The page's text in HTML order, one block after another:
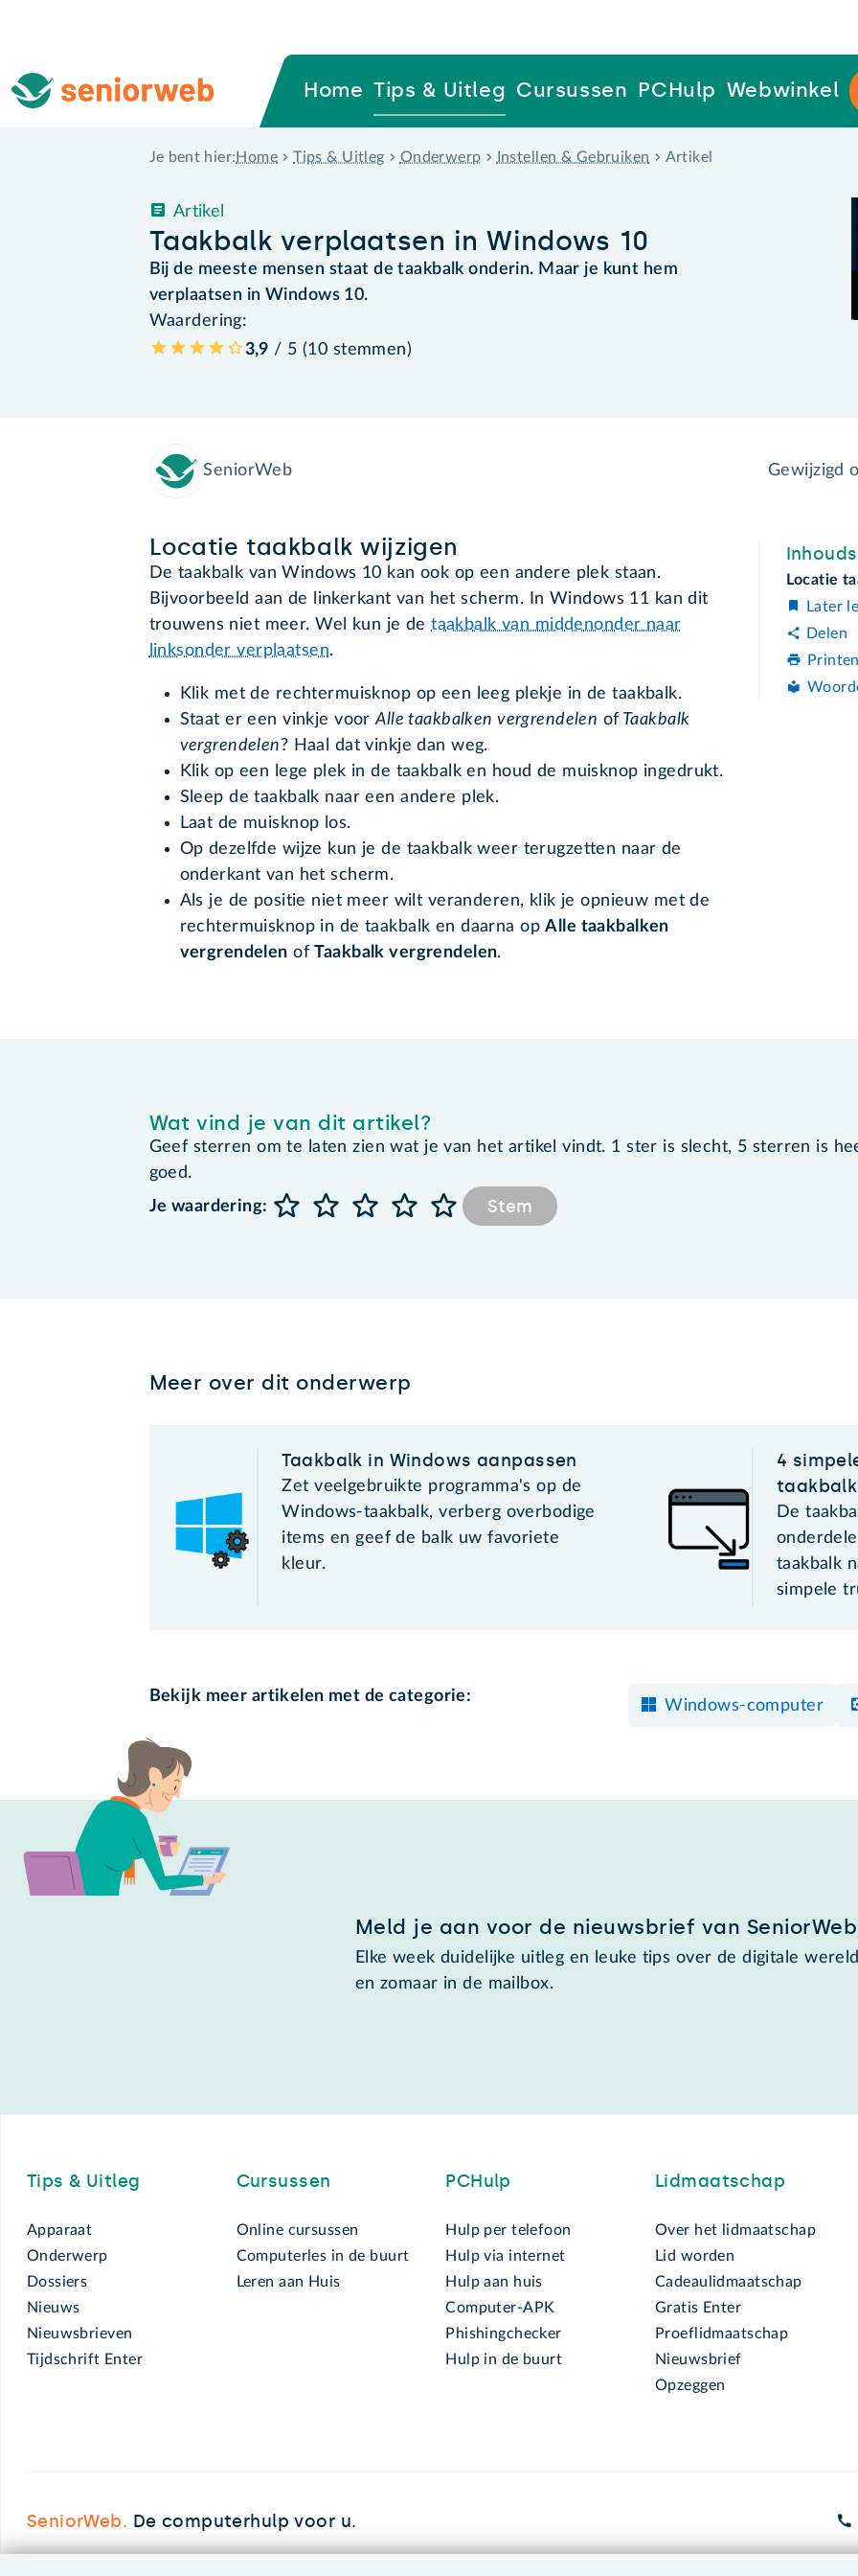
Home Tips & Uitleg Cursussen PCHulp Webwinkel
Je bent hier: Home Tips & Uitleg Onderwerp Instellen & Gebruiken Artikel
Taakbalk verplaatsen in Windows 10
Artikel
Bij de meeste mensen staat de taakbalk onderin. Maar je kunt hem
verplaatsen in Windows 10.
Waardering:
3,9 / 5 (10 stemmen)
SeniorWeb Gewijzigd
Locatie taakbalk wijzigen
De taakbalk van Windows 10 kan ook op een andere plek staan.
Bijvoorbeeld aan de linkerkant van het scherm. In Windows 11 kan dit
trouwens niet meer. Wel kun je detaakbalk van middenonder naar
linksonder verplaatsen.
Klik met de rechtermuisknop op een leeg plekje in de taakbalk.
Staat er een vinkje voorAlle taakbalken vergrendelen of Taakbalk
vergrendelen? Haal dat vinkje dan weg.
Klik op een lege plek in de taakbalk en houd de muisknop ingedrukt.
Sleep de taakbalk naar een andere plek.
Laat de muisknop los.
Op dezelfde wijze kun je de taakbalk weer terugzetten naar de
onderkant van het scherm.
Als je de positie niet meer wilt veranderen, klik je opnieuw met de
rechtermuisknop in de taakbalk en daarna opAlle taakbalken
vergrendelen ofTaakbalk vergrendelen.
Locatie
Later
Delen
Wat vind je van dit artikel?
Geef sterren om te laten zien wat je van het artikel vindt. 1 ster is slecht, 5 sterren is
goed.
Je waardering:
Stem
Meer over dit onderwerp
Taakbalk in Windows aanpassen
Zet veelgebruikte programma's op de
Windows-taakbalk, verberg overbodige
items en geef de balk uw favoriete
kleur.
4
taakbalk
De
taakbalk
simpele
Bekijk meer artikelen met de categorie:
Windows-computer
Meld je aan voor de nieuwsbrief van SeniorWeb
Elke week duidelijke uitleg en leuke tips over de digitale
en zomaar in de mailbox.
Tips & Uitleg
Apparaat
Onderwerp
Dossiers
Nieuws
Nieuwsbrieven
Tijdschrift Enter
Cursussen
Online cursussen
Computerles in de buurt
Leren aan Huis
PCHulp
Hulp per telefoon
Hulp via internet
Hulp aan huis
Computer-APK
Phishingchecker
Hulp in de buurt
Lidmaatschap
Over het lidmaatschap
Lid worden
Cadeaulidmaatschap
Gratis Enter
Proeflidmaatschap
Nieuwsbrief
Opzeggen
SeniorWeb. De computerhulp voor u.